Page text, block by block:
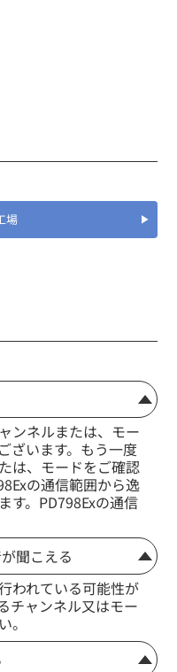
場
ンネルまたは、モー
ざいます。もう一度
は、モードをご確認
の通信範囲から逸
す。PD798Exの通信
聞こえる
われている可能性が
チャンネル又はモー
。